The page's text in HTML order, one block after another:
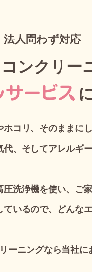
法人問わず対応
ンクリー
コリ、そのままに
、そしてアレルギ
洗浄機を使い、ご
いるので、どんな
ーニングなら当社に